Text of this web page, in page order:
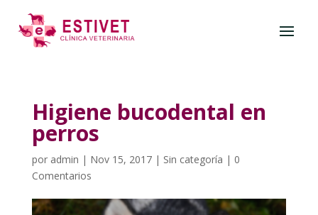
Higiene bucodental en
perros
por admin | Nov 15, 2017| Sin categoría | 0
Comentarios